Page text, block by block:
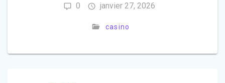
0 janvier 27, 2026
casino